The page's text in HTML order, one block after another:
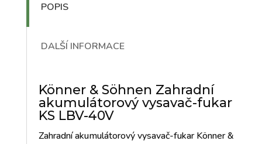
POPIS
DALŠÍ INFORMACE
Könner & Söhnen Zahradní
akumulátorový vysavač-fukar
KS LBV-40V
Zahradní akumulátorový vysavač-fukar Könner &